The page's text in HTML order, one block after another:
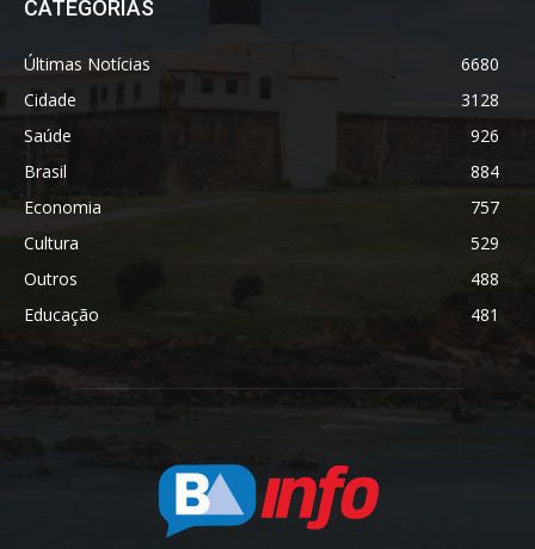
CATEGORIAS
Últimas Notícias
6680
Cidade
3128
Saúde
926
Brasil
884
Economia
757
Cultura
529
Outros
488
Educação
481